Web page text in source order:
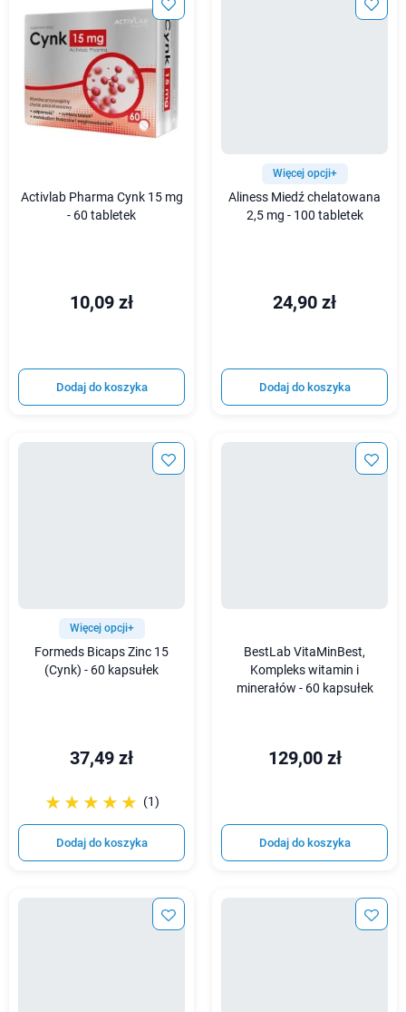
Activlab Pharma Cynk 15 mg
- 60 tabletek
10,09 zł
Dodaj do koszyka
Więcej opcji+
Aliness Miedź chelatowana
2,5 mg - 100 tabletek
24,90 zł
Dodaj do koszyka
Więcej opcji+
Formeds Bicaps Zinc 15
(Cynk) - 60 kapsułek
37,49 zł
☆☆☆☆☆
★★★★★ (1)
Dodaj do koszyka
BestLab VitaMinBest,
Kompleks witamin i
minerałów - 60 kapsułek
129,00 zł
Dodaj do koszyka